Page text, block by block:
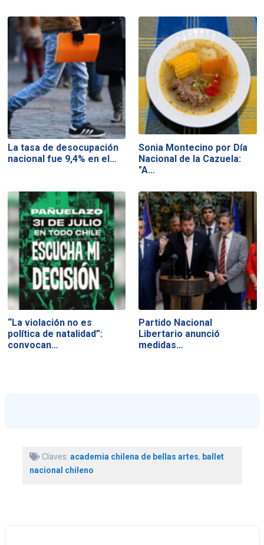
La tasa de desocupación
nacional fue 9,4% en el…
Sonia Montecino por Día
Nacional de la Cazuela:
"A…
“La violación no es
política de natalidad”:
convocan…
Partido Nacional
Libertario anunció
medidas…
Claves: academia chilena de bellas artes, ballet
nacional chileno